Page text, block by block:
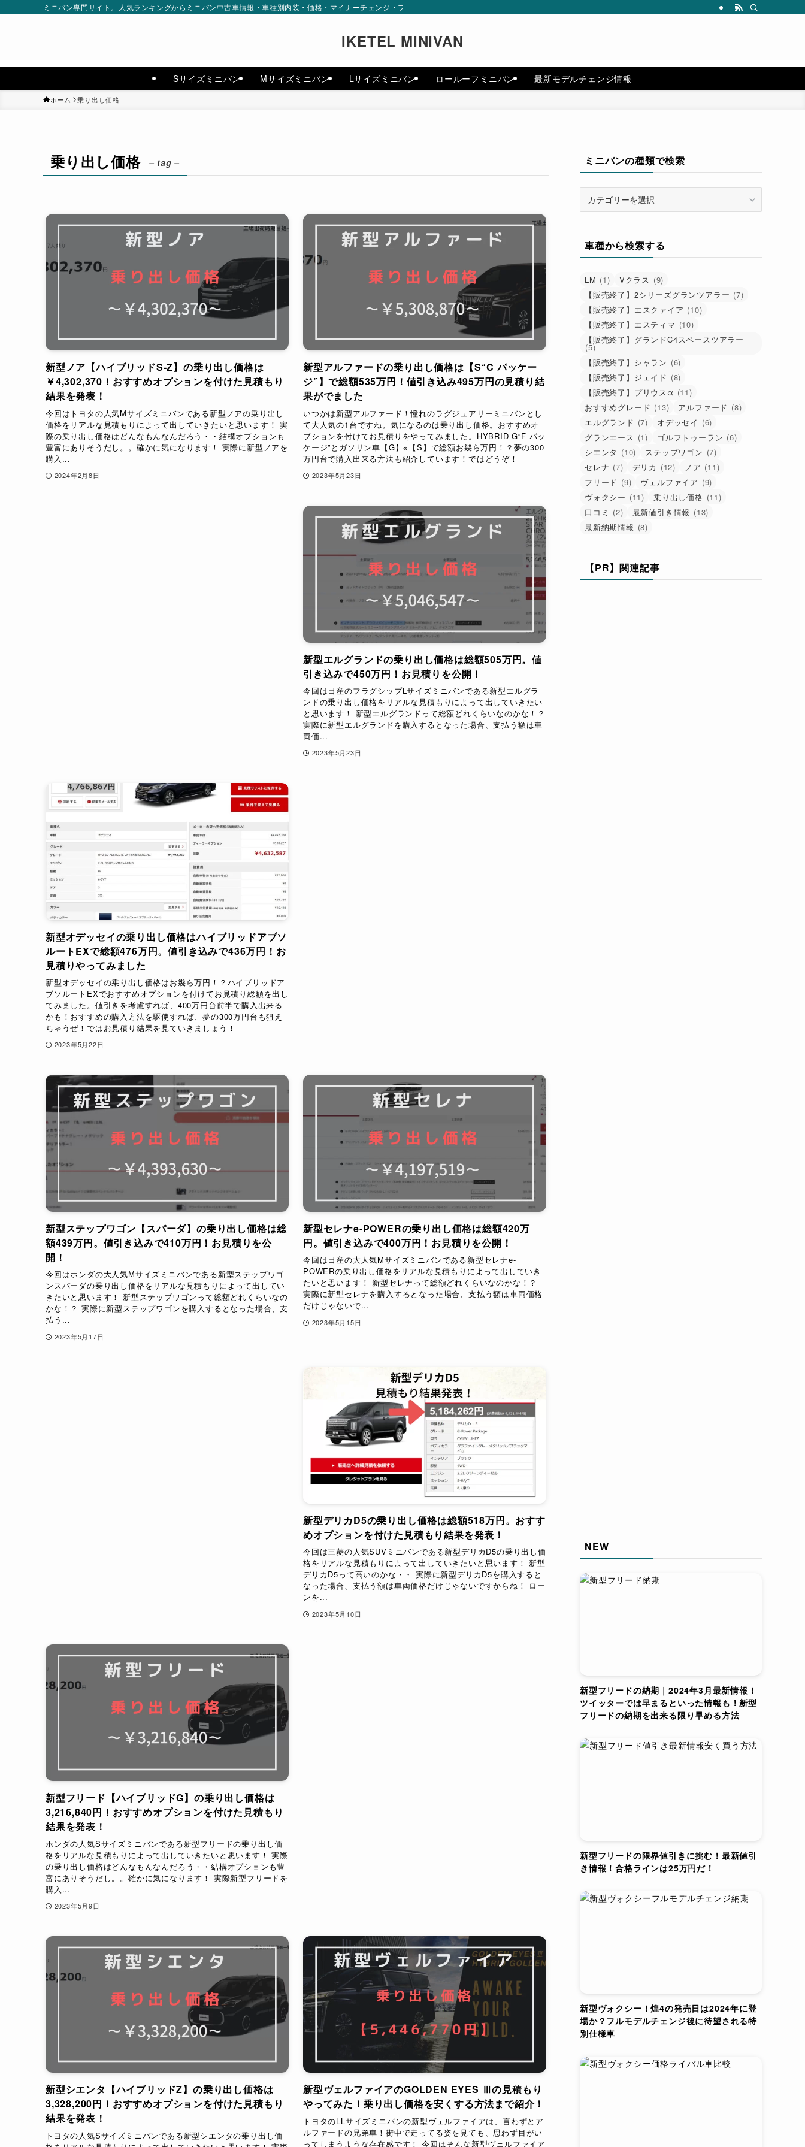
ミニバン専門サイト。人気ランキングからミニバン中古車情報・車種別内装・価格・マイナーチェンジ・フルモデルチェンジまで最新情報をお届けします。カスタムパーツや純正オプションパーツのおすすめもご紹介！ |
IKETEL MINIVAN
Sサイズミニバン Mサイズミニバン Lサイズミニバン ロールーフミニバン 最新モデルチェンジ情報
ホーム 乗り出し価格
乗り出し価格 – tag –
新型ノア【ハイブリッドS-Z】の乗り出し価格は
￥4,302,370！おすすめオプションを付けた見積もり
結果を発表！
今回はトヨタの人気Mサイズミニバンである新型ノアの乗り出し
価格をリアルな見積もりによって出していきたいと思います！ 実
際の乗り出し価格はどんなもんなんだろう・・結構オプションも
豊富にありそうだし。。確かに気になります！ 実際に新型ノアを
購入...
2024年2月8日
新型アルファードの乗り出し価格は【S“C パッケー
ジ”】で総額535万円！値引き込み495万円の見積り結
果がでました
いつかは新型アルファード！憧れのラグジュアリーミニバンとし
て大人気の1台ですね。気になるのは乗り出し価格。おすすめオ
プションを付けてお見積りをやってみました。HYBRID G“F パッ
ケージ”とガソリン車【G】※【S】で総額お幾ら万円！？夢の300
万円台で購入出来る方法も紹介しています！ではどうぞ！
2023年5月23日
新型エルグランドの乗り出し価格は総額505万円。値
引き込みで450万円！お見積りを公開！
今回は日産のフラグシップLサイズミニバンである新型エルグラ
ンドの乗り出し価格をリアルな見積もりによって出していきたい
と思います！ 新型エルグランドって総額どれくらいなのかな！？
実際に新型エルグランドを購入するとなった場合、支払う額は車
両価...
2023年5月23日
新型オデッセイの乗り出し価格はハイブリッドアブソ
ルートEXで総額476万円。値引き込みで436万円！お
見積りやってみました
新型オデッセイの乗り出し価格はお幾ら万円！？ハイブリッドア
ブソルートEXでおすすめオプションを付けてお見積り総額を出し
てみました。値引きを考慮すれば、400万円台前半で購入出来る
かも！おすすめの購入方法を駆使すれば、夢の300万円台も狙え
ちゃうぜ！ではお見積り結果を見ていきましょう！
2023年5月22日
新型ステップワゴン【スパーダ】の乗り出し価格は総
額439万円。値引き込みで410万円！お見積りを公
開！
今回はホンダの大人気Mサイズミニバンである新型ステップワゴ
ンスパーダの乗り出し価格をリアルな見積もりによって出してい
きたいと思います！ 新型ステップワゴンって総額どれくらいなの
かな！？ 実際に新型ステップワゴンを購入するとなった場合、支
払う...
2023年5月17日
新型セレナe-POWERの乗り出し価格は総額420万
円。値引き込みで400万円！お見積りを公開！
今回は日産の大人気Mサイズミニバンである新型セレナe-
POWERの乗り出し価格をリアルな見積もりによって出していき
たいと思います！ 新型セレナって総額どれくらいなのかな！？
実際に新型セレナを購入するとなった場合、支払う額は車両価格
だけじゃないで...
2023年5月15日
新型デリカD5の乗り出し価格は総額518万円。おすす
めオプションを付けた見積もり結果を発表！
今回は三菱の人気SUVミニバンである新型デリカD5の乗り出し価
格をリアルな見積もりによって出していきたいと思います！ 新型
デリカD5って高いのかな・・ 実際に新型デリカD5を購入すると
なった場合、支払う額は車両価格だけじゃないですからね！ ロー
ンを...
2023年5月10日
新型フリード【ハイブリッドG】の乗り出し価格は
3,216,840円！おすすめオプションを付けた見積もり
結果を発表！
ホンダの人気Sサイズミニバンである新型フリードの乗り出し価
格をリアルな見積もりによって出していきたいと思います！ 実際
の乗り出し価格はどんなもんなんだろう・・結構オプションも豊
富にありそうだし。。確かに気になります！ 実際新型フリードを
購入...
2023年5月9日
新型シエンタ【ハイブリッドZ】の乗り出し価格は
3,328,200円！おすすめオプションを付けた見積もり
結果を発表！
トヨタの人気Sサイズミニバンである新型シエンタの乗り出し価
新型ヴェルファイアのGOLDEN EYES Ⅲの見積もり
やってみた！乗り出し価格を安くする方法まで紹介！
トヨタのLLサイズミニバンの新型ヴェルファイアは、言わずとア
ルファードの兄弟車！街中で走ってる姿を見ても、思わず目がい
ってしまうような存在感です！ 今回はそんな新型ヴェルファイア
ミニバンの種類で検索
の
種
で
車種から検索する
LM (1) Vクラス (9)
【販売終了】2シリーズグランツアラー (7)
【販売終了】エスクァイア (10)
【販売終了】エスティマ (10)
【販売終了】グランドC4スペースツアラー
(5)
【販売終了】シャラン (6)
【販売終了】ジェイド (8)
【販売終了】プリウスα (11)
おすすめグレード (13) アルファード (8)
エルグランド (7) オデッセイ (6)
グランエース (1) ゴルフトゥーラン (6)
シエンタ (10) ステップワゴン (7)
セレナ (7) デリカ (12) ノア (11)
フリード (9) ヴェルファイア (9)
ヴォクシー (11) 乗り出し価格 (11)
口コミ (2) 最新値引き情報 (13)
最新納期情報 (8)
【PR】関連記事
NEW
新型フリードの納期｜2024年3月最新情報！
ツイッターでは早まるといった情報も！新型
フリードの納期を出来る限り早める方法
新型フリードの限界値引きに挑む！最新値引
き情報！合格ラインは25万円だ！
新型ヴォクシー！煌4の発売日は2024年に登
場か？フルモデルチェンジ後に待望される特
別仕様車